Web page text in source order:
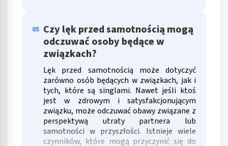
05 Czy lęk przed samotnością mogą
odczuwać osoby będące w
związkach?
Lęk przed samotnością może dotyczyć
zarówno osób będących w związkach, jak i
tych, które są singlami. Nawet jeśli ktoś
jest w zdrowym i satysfakcjonującym
związku, może odczuwać obawy związane z
perspektywą utraty partnera lub
samotności w przyszłości. Istnieje wiele
czynników, które mogą przyczynić się do